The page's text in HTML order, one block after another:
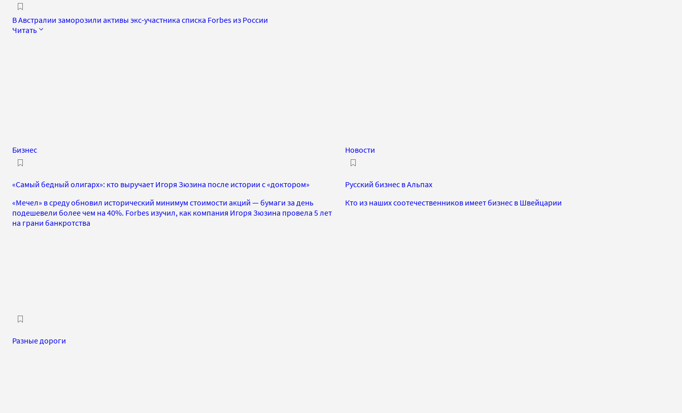
В Австралии заморозили активы экс-участника списка Forbes из России
Читать
Бизнес
«Самый бедный олигарх»: кто выручает Игоря Зюзина после истории с «доктором»
«Мечел» в среду обновил исторический минимум стоимости акций — бумаги за день
подешевели более чем на 40%. Forbes изучил, как компания Игоря Зюзина провела 5 лет
на грани банкротства
Новости
Русский бизнес в Альпах
Кто из наших соотечественников имеет бизнес в Швейцарии
Разные дороги